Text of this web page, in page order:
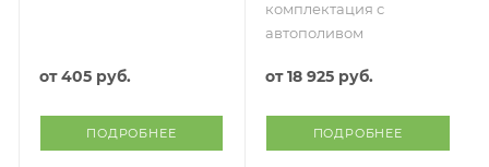
от405 руб.
ПОДРОБНЕЕ
серебро
комплектация с
автополивом
от18 925 руб.
ПОДРОБНЕЕ